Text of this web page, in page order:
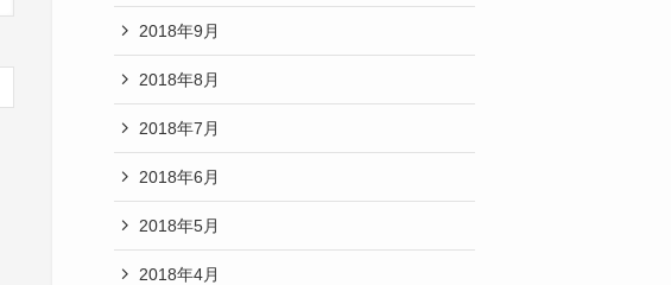
2018年9月
2018年8月
2018年7月
2018年6月
2018年5月
2018年4月